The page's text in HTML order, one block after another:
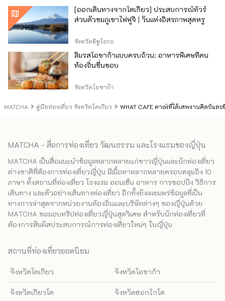
MATCHA คู่มือท่องเที่ยว จังหวัดโตเกียว WHAT CAFE คาเฟ่ที่ได้เสพงานศิลป์แ
[ออกเดินทางจากโตเกียว] ประสบการณ์ทัวร์
ส่วนตัวชมภูเขาไฟฟูจิ | วันแห่งอิสรภาพสุดหรู
จังหวัดชิซูโอกะ
ลิ้มรสโอซาก้าแบบครบถ้วน: อาหารพิเศษที่คน
ท้องถิ่นชื่นชอบ
จังหวัดโอซาก้า
MATCHA - สื่อการท่องเที่ยว วัฒนธรรม และโรงแรมของญี่ปุ่น
MATCHA เป็นสื่อแนะนำข้อมูลหลากหลายแก่ชาวญี่ปุ่นและนักท่องเที่ยว
ต่างชาติที่ต้องการท่องเที่ยวญี่ปุ่น มีเนื้อหาหลากหลายครอบคลุมถึง 10
ภาษา ทั้งสถานที่ท่องเที่ยว โรงแรม ออนเซ็น อาหาร การชอปปิง วิธีการ
เดินทาง และตัวอย่างเส้นทางท่องเที่ยว อีกทั้งยังเผยแพร่ข้อมูลที่เป็น
ทางการล่าสุดจากหน่วยงานท้องถิ่นและบริษัทต่างๆ ของญี่ปุ่นด้วย
MATCHA ขอมอบทริปท่องเที่ยวญี่ปุ่นสุดวิเศษ สำหรับนักท่องเที่ยวที่
ต้องการสัมผัสประสบการณ์การท่องเที่ยวใหม่ๆ ในญี่ปุ่น
สถานที่ท่องเที่ยวยอดนิยม
จังหวัดโตเกียว จังหวัดโอซาก้า
จังหวัดเกียวโต จังหวัดฮอกไกโด